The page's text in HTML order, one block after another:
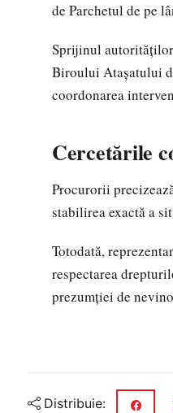
de Parchetul de pe
Sprijinul
Biroului Atașatului
coordonarea
Cercetările
Procurorii
stabilirea exactă a
Totodată,
respectarea
prezumției de
Distribuie: